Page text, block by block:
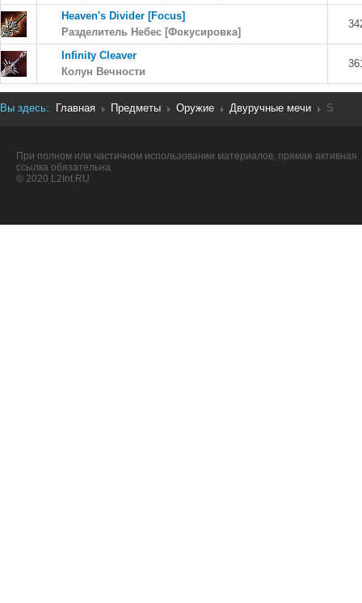
Heaven's Divider [Focus]
Разделитель Небес [Фокусировка]
Infinity Cleaver
Колун Вечности
Вы здесь: Главная Предметы Оружие Двуручные мечи S
При полном или частичном использовании материалов, прямая активная
ссылка обязательна.
© 2020 L2Int.RU